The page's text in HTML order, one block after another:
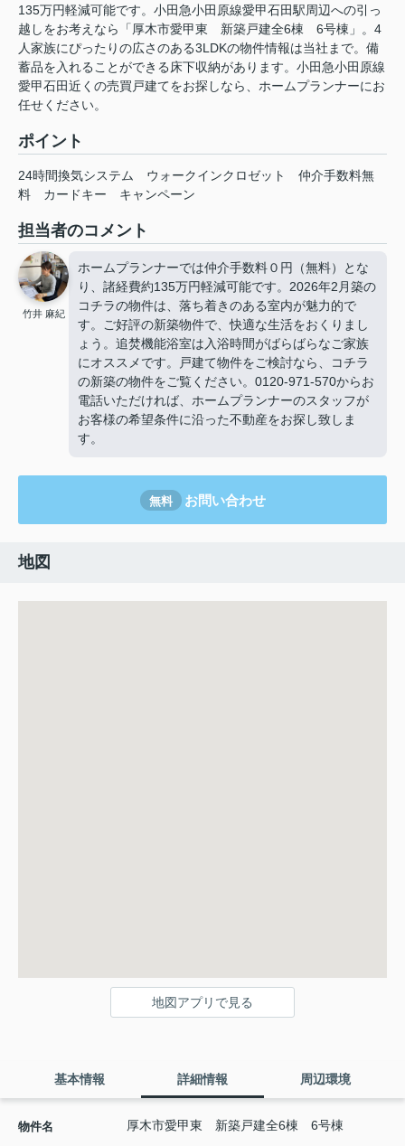
135万円軽減可能です。小田急小田原線愛甲石田駅周辺への引っ
越しをお考えなら「厚木市愛甲東 新築戸建全6棟 6号棟」。4
人家族にぴったりの広さのある3LDKの物件情報は当社まで。備
蓄品を入れることができる床下収納があります。小田急小田原線
愛甲石田近くの売買戸建てをお探しなら、ホームプランナーにお
任せください。
ポイント
24時間換気システム ウォークインクロゼット
仲介手数料無
料
カードキー キャンペーン
担当者のコメント
竹井 麻紀
ホームプランナーでは仲介手数料０円（無料）とな
り、諸経費約135万円軽減可能です。2026年2月築の
コチラの物件は、落ち着きのある室内が魅力的で
す。ご好評の新築物件で、快適な生活をおくりまし
ょう。追焚機能浴室は入浴時間がばらばらなご家族
にオススメです。戸建て物件をご検討なら、コチラ
の新築の物件をご覧ください。0120-971-570からお
電話いただければ、ホームプランナーのスタッフが
お客様の希望条件に沿った不動産をお探し致しま
す。
無料 お問い合わせ
地図
地図アプリで見る
基本情報 詳細情報 周辺環境
物件名 厚木市愛甲東 新築戸建全6棟 6号棟